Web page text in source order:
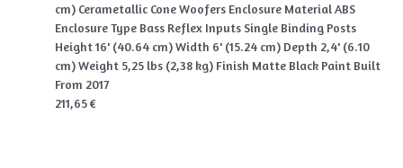
cm) Cerametallic Cone Woofers Enclosure Material ABS
Enclosure Type Bass Reflex Inputs Single Binding Posts
Height 16' (40.64 cm) Width 6' (15.24 cm) Depth 2,4' (6.10
cm) Weight 5,25 lbs (2,38 kg) Finish Matte Black Paint Built
From 2017
211,65 €